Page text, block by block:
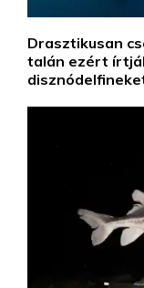
Drasztikusan
talán ezért